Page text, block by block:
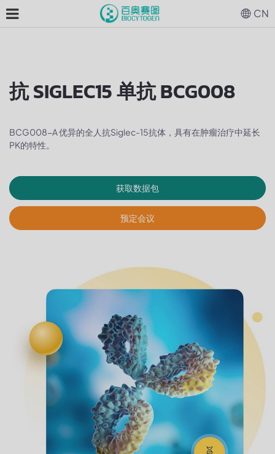
抗 SIGLEC15 单抗 BCG008
BCG008-A 优异的全人抗Siglec-15抗体，具有在肿瘤治疗中延长
PK的特性。
获取数据包
预定会议
CN